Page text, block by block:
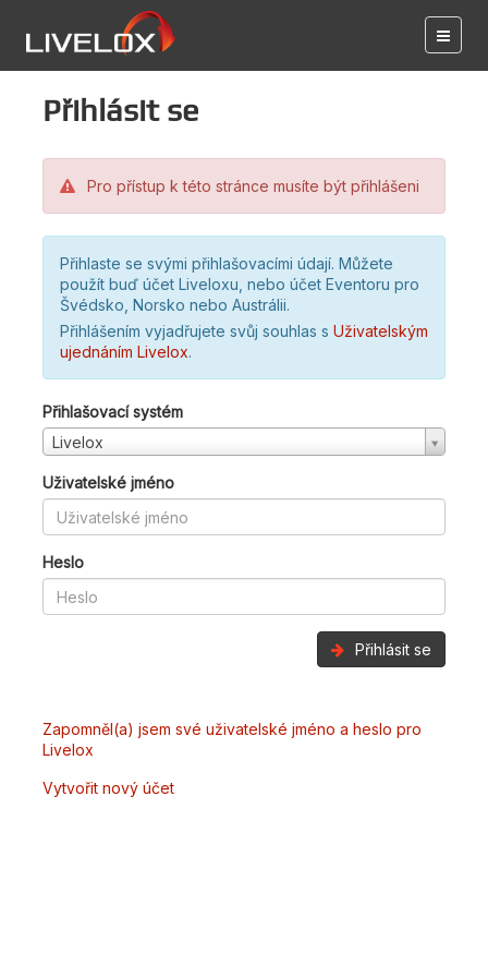
Přihlásit se
Pro přístup k této stránce musíte být přihlášeni
Přihlaste se svými přihlašovacími údají. Můžete
použít buď účet Liveloxu, nebo účet Eventoru pro
Švédsko, Norsko nebo Austrálii.
Přihlášením vyjadřujete svůj souhlas s Uživatelským
ujednáním Livelox.
Přihlašovací systém
Livelox
Uživatelské jméno
Heslo
Přihlásit se
Zapomněl(a) jsem své uživatelské jméno a heslo pro
Livelox
Vytvořit nový účet